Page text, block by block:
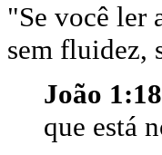
"Se você ler
sem fluidez,
João
que está